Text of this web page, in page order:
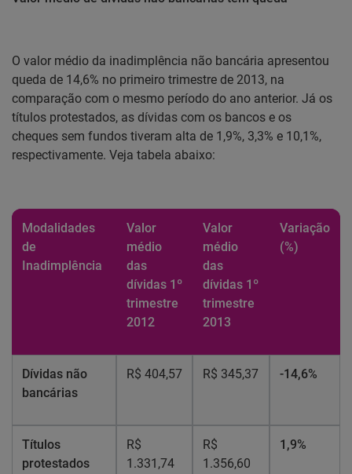
O valor médio da inadimplência não bancária apresentou
queda de 14,6% no primeiro trimestre de 2013, na
comparação com o mesmo período do ano anterior. Já os
títulos protestados, as dívidas com os bancos e os
cheques sem fundos tiveram alta de 1,9%, 3,3% e 10,1%,
respectivamente. Veja tabela abaixo:
Modalidades
de
Inadimplência
Valor
médio
das
dívidas 1º
trimestre
2012
Valor
médio
das
dívidas 1º
trimestre
2013
Variação
(%)
Dívidas não
bancárias
R$ 404,57 R$ 345,37 -14,6%
Títulos
protestados
R$
1.331,74
R$
1.356,60
1,9%